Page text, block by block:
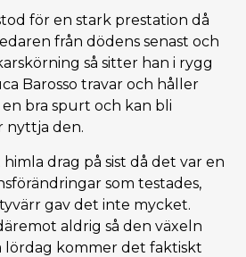
för en stark prestation då
från dödens senast och
så sitter han i rygg
Barosso travar och håller
bra spurt och kan bli
nyttja den.
drag på sist då det var en
som testades,
gav det inte mycket.
aldrig så den växeln
lördag kommer det faktiskt